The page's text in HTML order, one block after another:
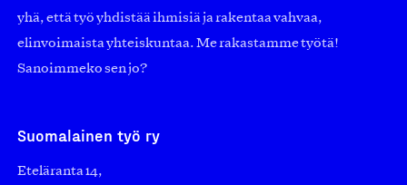
yhä, että työ yhdistää ihmisiä ja rakentaa vahvaa,
elinvoimaista yhteiskuntaa. Me rakastamme työtä!
Sanoimmeko sen jo?
Suomalainen työ ry
Eteläranta 14,